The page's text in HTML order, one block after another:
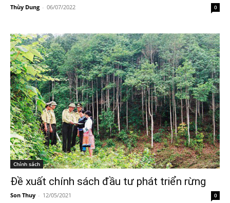
Thùy Dung - 06/07/2022 0
Chính sách
Đề xuất chính sách đầu tư phát triển rừng
Son Thuy - 12/05/2021 0